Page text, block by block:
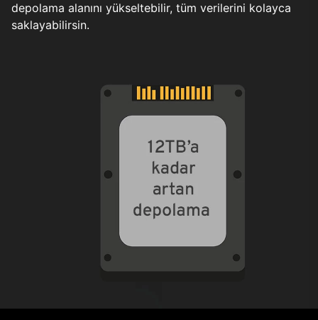
depolama alanını yükseltebilir, tüm verilerini kolayca
saklayabilirsin.